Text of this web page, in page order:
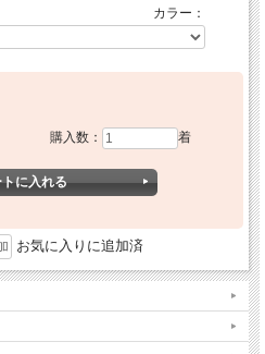
カラー：
購入数： 着
お気に入りに追加済